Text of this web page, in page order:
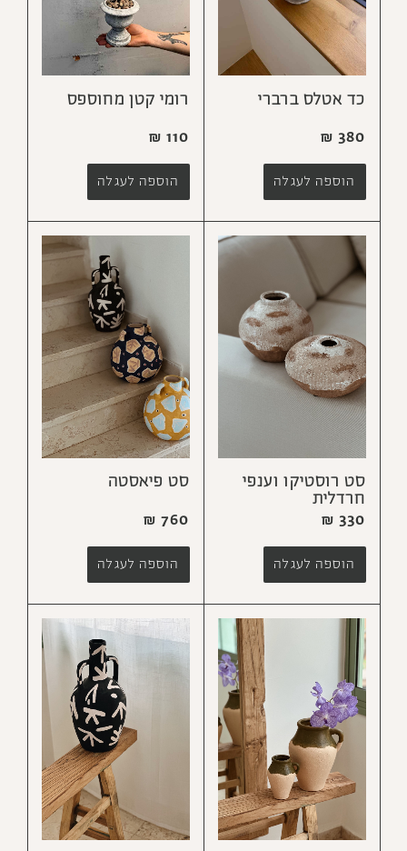
כד אטלס ברברי
₪ 380
הוספה לעגלה
רומי קטן מחוספס
₪ 110
הוספה לעגלה
סט רוסטיקו וענפי
חרדלית
₪ 330
הוספה לעגלה
סט פיאסטה
₪ 760
הוספה לעגלה